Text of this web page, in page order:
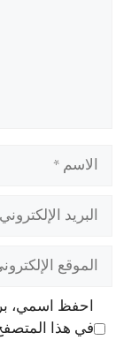
الاسم
البريد
الإلكتروني
الموقع
الإلكتروني
احفظ اسمي،
في هذا